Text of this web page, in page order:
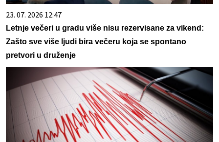
23. 07. 2026 12:47
Letnje večeri u gradu više nisu rezervisane za vikend:
Zašto sve više ljudi bira večeru koja se spontano
pretvori u druženje